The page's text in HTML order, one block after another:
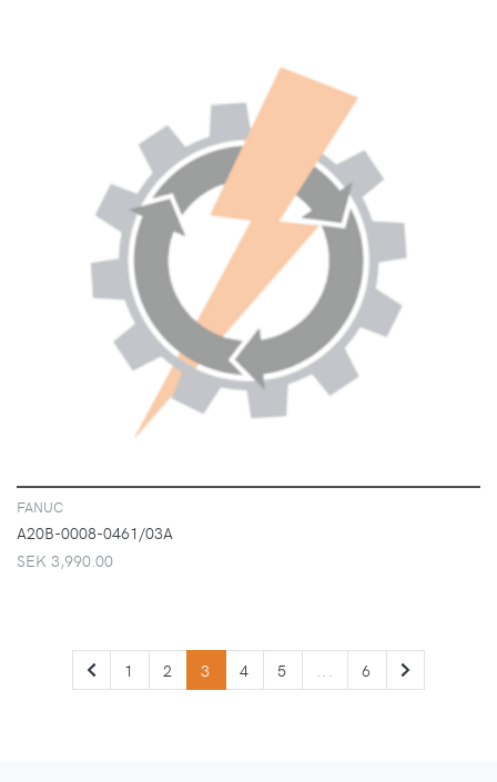
FANUC
A20B-0008-0461/03A
SEK 3,990.00
PREVIOUS
1 2 3 4 5 6 NEXT